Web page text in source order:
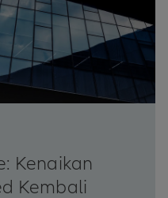
Kenaikan
Kembali